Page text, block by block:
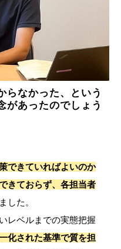
らなかった、という
があったのでしょう
できていればよいのか
きておらず、各担当者
した。
レベルまでの実態把握
化された基準で質を担